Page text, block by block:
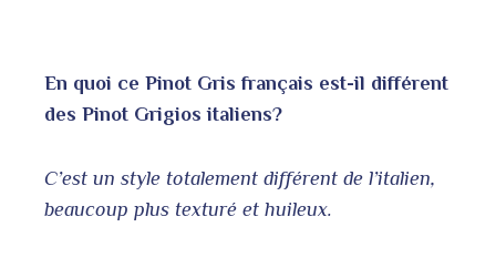
En quoi ce Pinot Gris français est-il différent
des Pinot Grigios italiens?
C’est un style totalement différent de l’italien,
beaucoup plus texturé et huileux.